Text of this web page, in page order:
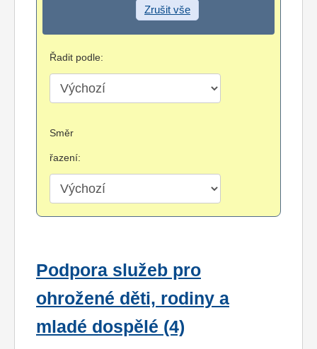
Zrušit vše
Řadit podle:
Směr
řazení:
Podpora služeb pro
ohrožené děti, rodiny a
mladé dospělé (4)